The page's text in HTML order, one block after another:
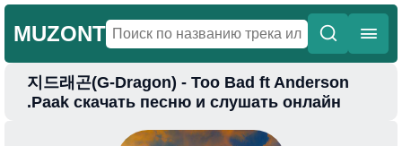
MUZONT
Главная
지드래곤(G-Dragon) - Too Bad ft Anderson
.Paak скачать песню и слушать онлайн